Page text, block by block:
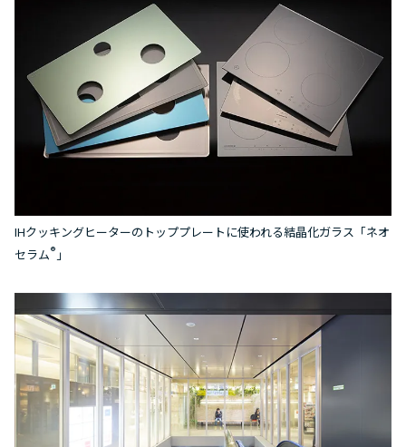
IHクッキングヒーターのトッププレートに使われる結晶化ガラス「ネオ
セラム® 」